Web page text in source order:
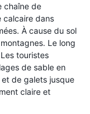
chaîne de
calcaire dans
À cause du sol
Le long
touristes
de sable en
de galets jusque
claire et